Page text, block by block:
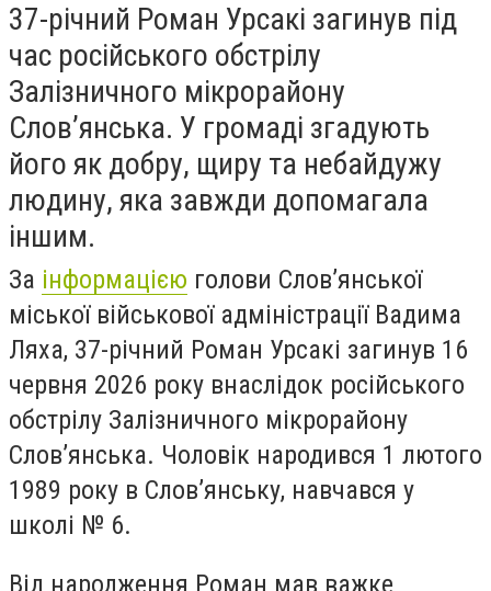
37-річний Роман Урсакі загинув під
час російського обстрілу
Залізничного мікрорайону
Слов’янська. У громаді згадують
його як добру, щиру та небайдужу
людину, яка завжди допомагала
іншим.
За інформацією голови Слов’янської
міської військової адміністрації Вадима
Ляха, 37-річний Роман Урсакі загинув 16
червня 2026 року внаслідок російського
обстрілу Залізничного мікрорайону
Слов’янська. Чоловік народився 1 лютого
1989 року в Слов’янську, навчався у
школі № 6.
Від народження Роман мав важке